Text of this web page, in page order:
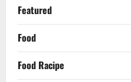
Featured
Food
Food Racipe